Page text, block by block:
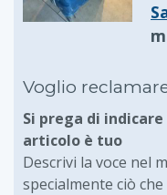
Voglio
Si prega di
articolo è tuo
Descrivi la voce nel
specialmente ciò